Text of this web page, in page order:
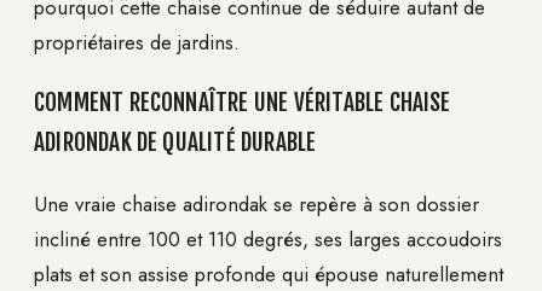
pourquoi cette chaise continue de séduire autant de
propriétaires de jardins.
COMMENT RECONNAÎTRE UNE VÉRITABLE CHAISE
ADIRONDAK DE QUALITÉ DURABLE
Une vraie chaise adirondak se repère à son dossier
incliné entre 100 et 110 degrés, ses larges accoudoirs
plats et son assise profonde qui épouse naturellement